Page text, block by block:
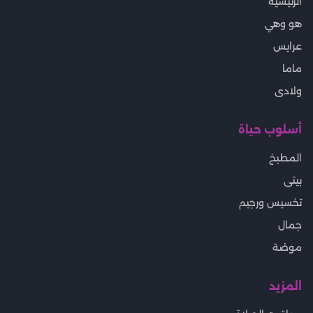
هو وهي
عرايس
ماما
ولادى
أسلوب حياة
المطبخ
بيتى
تخسيس ورجيم
جمال
موضة
المزيد